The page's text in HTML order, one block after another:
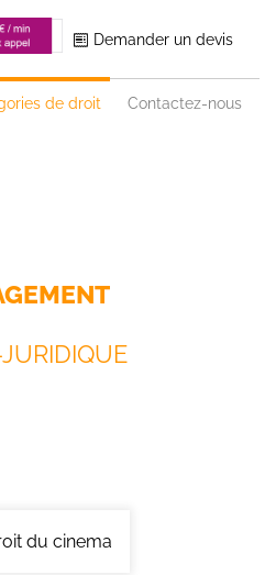
Demander un devis
de droit Contactez-nous
du cinema